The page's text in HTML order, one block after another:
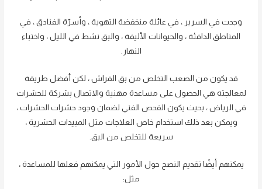
وجدت في السرير ، في عائلة منخفضة التهوية ، وأسرّة الفنادق ، في
المناطق الدافئة ، والحيوانات الأليفة ، والبق نشط في الليل ، واختباء
النهار.
قد يكون من الصعب التخلص من بق الفراش ، لكن أفضل طريقة
لمعالجته هي الحصول على مساعدة مهنية والاتصال بشركة للحشرات
في الرياض ، بحيث يكون الفحص الفني لضمان وجود حشرات الحشرات ،
ويمكن بعد ذلك استخدام خاص العلاجات مثل المبيدات الحشرية ،
سريعة للتخلص من البق.
يمكنهم أيضًا تقديم النصح حول الأمور التي يمكنهم فعلها للمساعدة ،
مثل: